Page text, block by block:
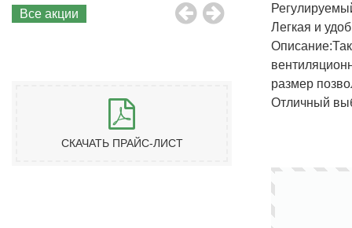
Все акции
СКАЧАТЬ ПРАЙС-ЛИСТ
Легкая и
Описание:
размер
Отличный